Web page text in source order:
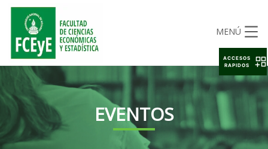
MENÚ
EVENTOS
ACCESOS
RAPIDOS